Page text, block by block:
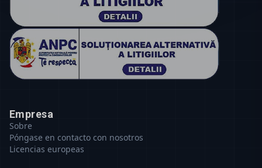
Empresa
Sobre
Póngase en contacto con nosotros
Licencias europeas